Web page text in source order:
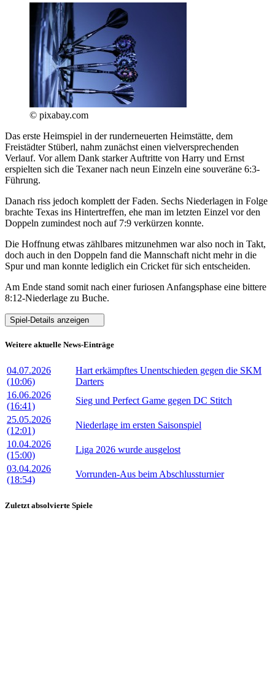
© pixabay.com
Das erste Heimspiel in der runderneuerten Heimstätte, dem
Freistädter Stüberl, nahm zunächst einen vielversprechenden
Verlauf. Vor allem Dank starker Auftritte von Harry und Ernst
erspielten sich die Texaner nach neun Einzeln eine souveräne 6:3-
Führung.
Danach riss jedoch komplett der Faden. Sechs Niederlagen in Folge
brachte Texas ins Hintertreffen, ehe man im letzten Einzel vor den
Doppeln zumindest noch auf 7:9 verkürzen konnte.
Die Hoffnung etwas zählbares mitzunehmen war also noch in Takt,
doch auch in den Doppeln fand die Mannschaft nicht mehr in die
Spur und man konnte lediglich ein Cricket für sich entscheiden.
Am Ende stand somit nach einer furiosen Anfangsphase eine bittere
8:12-Niederlage zu Buche.
Spiel-Details anzeigen
Weitere aktuelle News-Einträge
04.07.2026
(10:06)
Hart erkämpftes Unentschieden gegen die SKM
Darters
16.06.2026
(16:41)
Sieg und Perfect Game gegen DC Stitch
25.05.2026
(12:01)
Niederlage im ersten Saisonspiel
10.04.2026
(15:00)
Liga 2026 wurde ausgelost
03.04.2026
(18:54)
Vorrunden-Aus beim Abschlussturnier
Zuletzt absolvierte Spiele